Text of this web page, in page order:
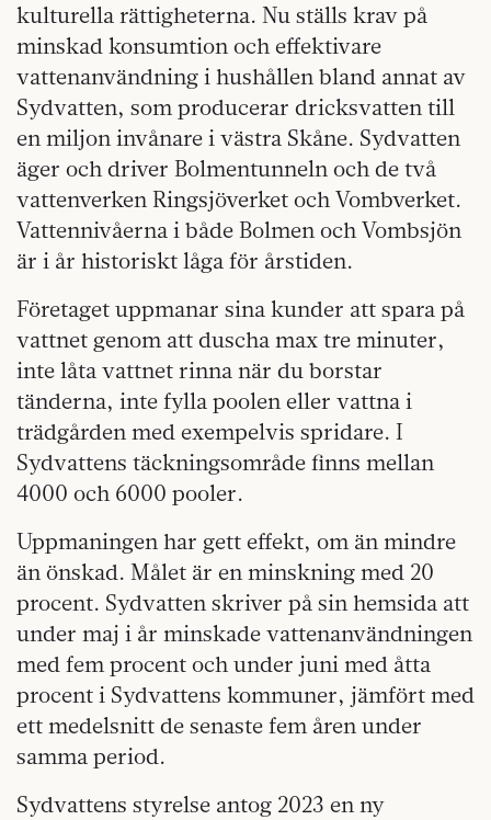
kulturella rättigheterna. Nu ställs krav på
minskad konsumtion och effektivare
vattenanvändning i hushållen bland annat av
Sydvatten, som producerar dricksvatten till
en miljon invånare i västra Skåne. Sydvatten
äger och driver Bolmentunneln och de två
vattenverken Ringsjöverket och Vombverket.
Vattennivåerna i både Bolmen och Vombsjön
är i år historiskt låga för årstiden.
Företaget uppmanar sina kunder att spara på
vattnet genom att duscha max tre minuter,
inte låta vattnet rinna när du borstar
tänderna, inte fylla poolen eller vattna i
trädgården med exempelvis spridare. I
Sydvattens täckningsområde finns mellan
4000 och 6000 pooler.
Uppmaningen har gett effekt, om än mindre
än önskad. Målet är en minskning med 20
procent. Sydvatten skriver på sin hemsida att
under maj i år minskade vattenanvändningen
med fem procent och under juni med åtta
procent i Sydvattens kommuner, jämfört med
ett medelsnitt de senaste fem åren under
samma period.
Sydvattens styrelse antog 2023 en ny